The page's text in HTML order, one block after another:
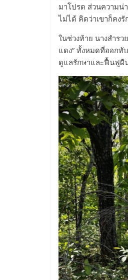
มาโปรด ส่วนความน่
ไม่ได้ คิดว่าเขาก็คง
ในช่วงท้าย นางสำร
แดง” ทั้งหมดที่ออกทั
ดูแลรักษาและฟื้นฟูผื